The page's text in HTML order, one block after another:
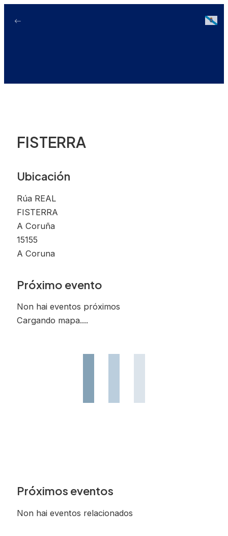
FISTERRA
Ubicación
Rúa REAL
FISTERRA
A Coruña
15155
A Coruna
Próximo evento
Non hai eventos próximos
Cargando mapa....
Próximos eventos
Non hai eventos relacionados